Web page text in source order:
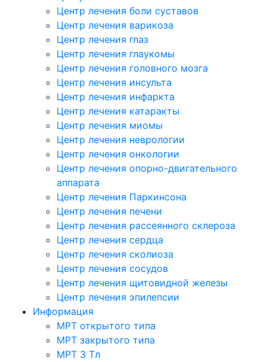
Центр лечения боли суставов
Центр лечения варикоза
Центр лечения глаз
Центр лечения глаукомы
Центр лечения головного мозга
Центр лечения инсульта
Центр лечения инфаркта
Центр лечения катаракты
Центр лечения миомы
Центр лечения неврологии
Центр лечения онкологии
Центр лечения опорно-двигательного
аппарата
Центр лечения Паркинсона
Центр лечения печени
Центр лечения рассеянного склероза
Центр лечения сердца
Центр лечения сколиоза
Центр лечения сосудов
Центр лечения щитовидной железы
Центр лечения эпилепсии
Информация
МРТ открытого типа
МРТ закрытого типа
МРТ 3 Тл